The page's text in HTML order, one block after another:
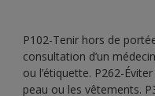
P102-Tenir hors de
consultation d’un
ou l’étiquette. P262-
peau ou les vêtements.